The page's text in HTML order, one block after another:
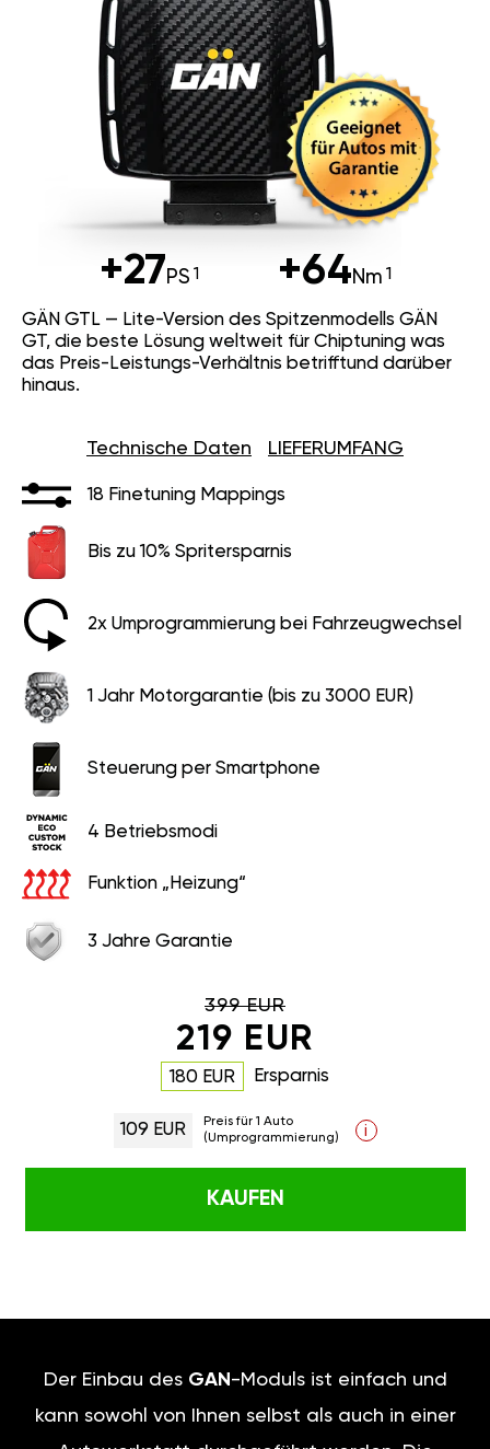
+27PS +64Nm
GÄN GTL — Lite-Version des Spitzenmodells GÄN
GT, die beste Lösung weltweit für Chiptuning was
das Preis-Leistungs-Verhältnis betrifftund darüber
hinaus.
Technische Daten LIEFERUMFANG
18 Finetuning Mappings
Bis zu 10% Spritersparnis
2x Umprogrammierung bei Fahrzeugwechsel
1 Jahr Motorgarantie (bis zu 3000 EUR)
Steuerung per Smartphone
4 Betriebsmodi
Funktion „Heizung“
3 Jahre Garantie
399 EUR
219 EUR
180 EUR Ersparnis
109 EUR
Preis für 1 Auto
(Umprogrammierung)
i
KAUFEN
Der Einbau des GAN -Moduls ist einfach und
kann sowohl von Ihnen selbst als auch in einer